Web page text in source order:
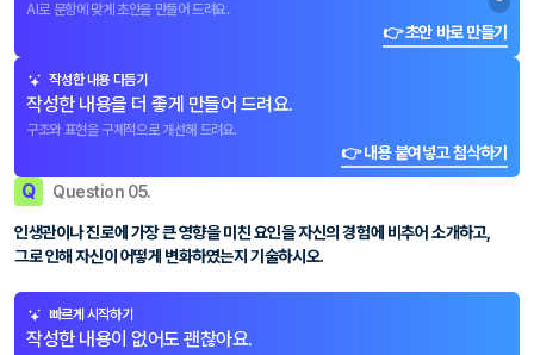
AI로 문항에 맞게 초안을 만들어 드려요.
👉 초안 바로 만들기
작성한 내용 다듬기
작성한 내용을 더 좋게 만들어 드려요.
구조와 표현을 구체적으로 개선해 드려요.
👉 내용 붙여넣고 첨삭하기
Q Question 05.
인생관이나 진로에 가장 큰 영향을 미친 요인을 자신의 경험에 비추어 소개하고,
그로 인해 자신이 어떻게 변화하였는지 기술하시오.
빠르게 시작하기
작성한 내용이 없어도 괜찮아요.